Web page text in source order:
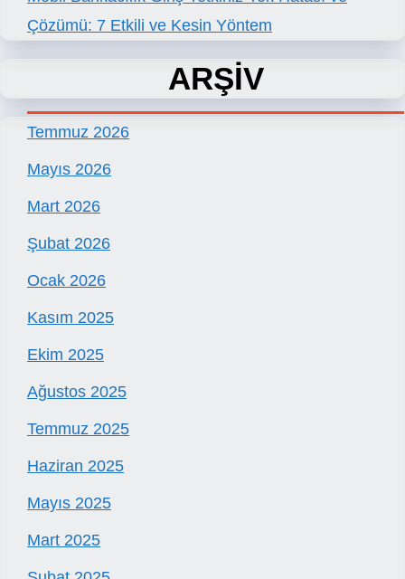
Çözümü: 7 Etkili ve Kesin Yöntem
ARŞİV
Temmuz 2026
Mayıs 2026
Mart 2026
Şubat 2026
Ocak 2026
Kasım 2025
Ekim 2025
Ağustos 2025
Temmuz 2025
Haziran 2025
Mayıs 2025
Mart 2025